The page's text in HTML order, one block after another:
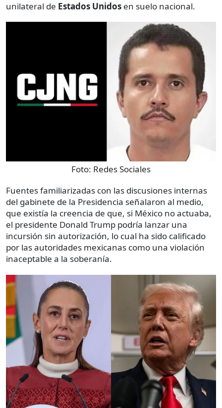
unilateral de Estados Unidos en suelo nacional.
Foto: Redes Sociales
Fuentes familiarizadas con las discusiones internas
del gabinete de la Presidencia señalaron al medio,
que existía la creencia de que, si México no actuaba,
el presidente Donald Trump podría lanzar una
incursión sin autorización, lo cual ha sido calificado
por las autoridades mexicanas como una violación
inaceptable a la soberanía.